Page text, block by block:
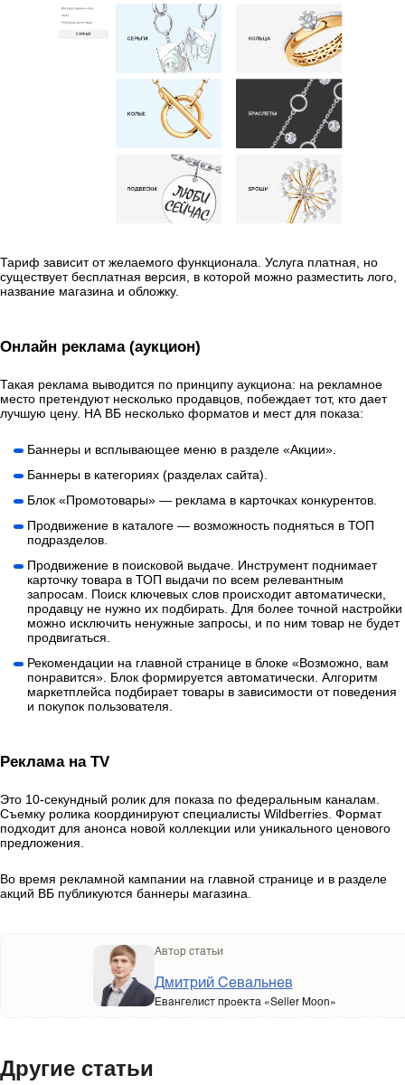
Тариф зависит от желаемого функционала. Услуга платная, но
существует бесплатная версия, в которой можно разместить лого,
название магазина и обложку.
Онлайн реклама (аукцион)
Такая реклама выводится по принципу аукциона: на рекламное
место претендуют несколько продавцов, побеждает тот, кто дает
лучшую цену. НА ВБ несколько форматов и мест для показа:
Баннеры и всплывающее меню в разделе «Акции».
Баннеры в категориях (разделах сайта).
Блок «Промотовары» — реклама в карточках конкурентов.
Продвижение в каталоге — возможность подняться в ТОП
подразделов.
Продвижение в поисковой выдаче. Инструмент поднимает
карточку товара в ТОП выдачи по всем релевантным
запросам. Поиск ключевых слов происходит автоматически,
продавцу не нужно их подбирать. Для более точной настройки
можно исключить ненужные запросы, и по ним товар не будет
продвигаться.
Рекомендации на главной странице в блоке «Возможно, вам
понравится». Блок формируется автоматически. Алгоритм
маркетплейса подбирает товары в зависимости от поведения
и покупок пользователя.
Реклама на TV
Это 10-секундный ролик для показа по федеральным каналам.
Съемку ролика координируют специалисты Wildberries. Формат
подходит для анонса новой коллекции или уникального ценового
предложения.
Во время рекламной кампании на главной странице и в разделе
акций ВБ публикуются баннеры магазина.
Автор статьи
Дмитрий Севальнев
Евангелист проекта «Seller Moon»
Другие статьи